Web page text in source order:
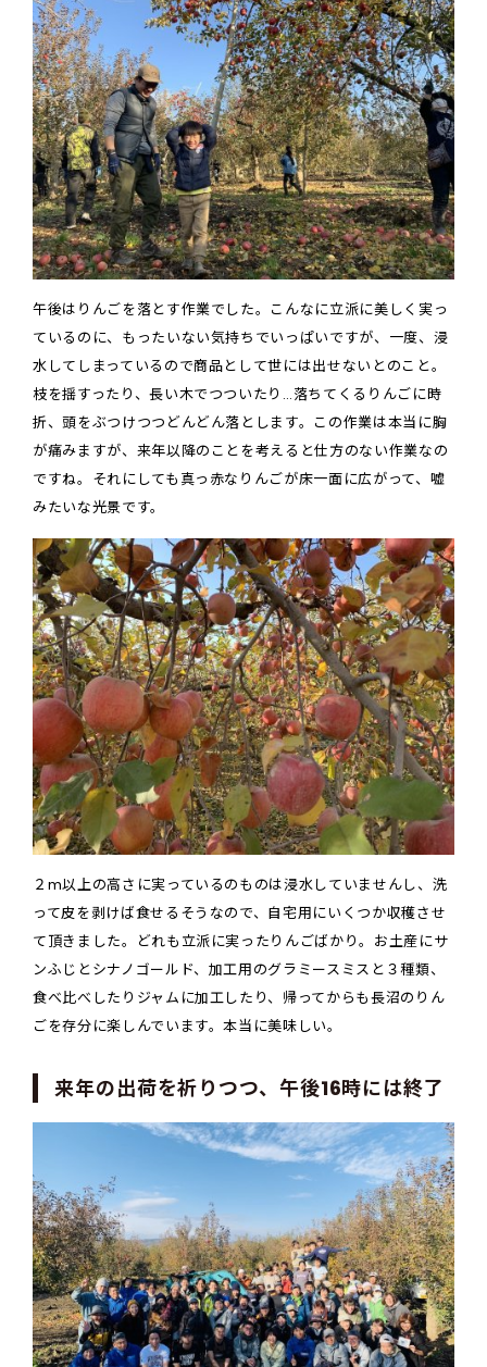
午後はりんごを落とす作業でした。こんなに立派に美しく実っ
ているのに、もったいない気持ちでいっぱいですが、一度、浸
水してしまっているので商品として世には出せないとのこと。
枝を揺すったり、長い木でつついたり…落ちてくるりんごに時
折、頭をぶつけつつどんどん落とします。この作業は本当に胸
が痛みますが、来年以降のことを考えると仕方のない作業なの
ですね。それにしても真っ赤なりんごが床一面に広がって、嘘
みたいな光景です。
２m以上の高さに実っているのものは浸水していませんし、洗
って皮を剥けば食せるそうなので、自宅用にいくつか収穫させ
て頂きました。どれも立派に実ったりんごばかり。お土産にサ
ンふじとシナノゴールド、加工用のグラミースミスと３種類、
食べ比べしたりジャムに加工したり、帰ってからも長沼のりん
ごを存分に楽しんでいます。本当に美味しい。
来年の出荷を祈りつつ、午後16時には終了